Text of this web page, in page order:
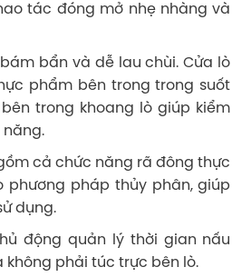
tác đóng mở nhẹ nhàng và
bẩn và dễ lau chùi. Cửa lò
phẩm bên trong trong suốt
trong khoang lò giúp kiểm
năng.
cả chức năng rã đông thực
phương pháp thủy phân, giúp
dụng.
động quản lý thời gian nấu
phải túc trực bên lò.